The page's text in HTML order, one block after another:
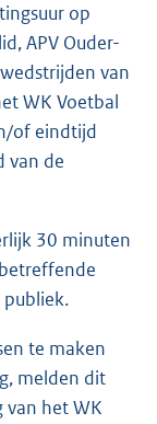
op
APV Ouder-
van
WK Voetbal
of eindtijd
van de
30 minuten
te maken
melden dit
van het WK